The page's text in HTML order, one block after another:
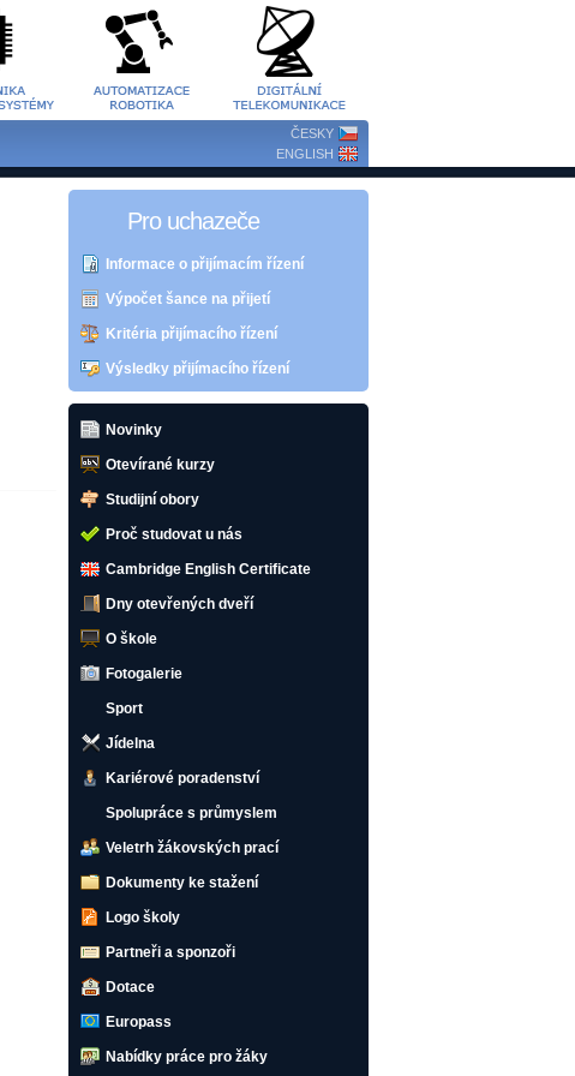
ČESKY
ENGLISH
Pro uchazeče
Informace o přijímacím řízení
Výpočet šance na přijetí
Kritéria přijímacího řízení
Výsledky přijímacího řízení
Novinky
Otevírané kurzy
Studijní obory
Proč studovat u nás
Cambridge English Certificate
Dny otevřených dveří
O škole
Fotogalerie
Sport
Jídelna
Kariérové poradenství
Spolupráce s průmyslem
Veletrh žákovských prací
Dokumenty ke stažení
Logo školy
Partneři a sponzoři
Dotace
Europass
Nabídky práce pro žáky